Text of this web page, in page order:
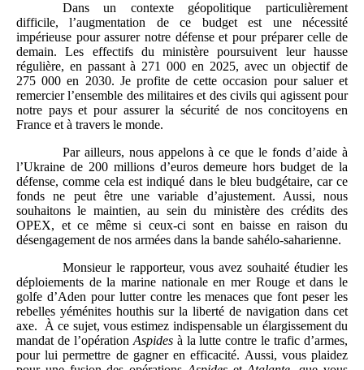
Dans un contexte géopolitique particulièrement
difficile, l’augmentation de ce budget est une nécessité
impérieuse pour assurer notre défense et pour préparer celle de
demain. Les effectifs du ministère poursuivent leur hausse
régulière, en passant à 271 000 en 2025, avec un objectif de
275 000 en 2030. Je profite de cette occasion pour saluer et
remercier l’ensemble des militaires et des civils qui agissent pour
notre pays et pour assurer la sécurité de nos concitoyens en
France et à travers le monde.
Par ailleurs, nous appelons à ce que le fonds d’aide à
l’Ukraine de 200 millions d’euros demeure hors budget de la
défense, comme cela est indiqué dans le bleu budgétaire, car ce
fonds ne peut être une variable d’ajustement. Aussi, nous
souhaitons le maintien, au sein du ministère des crédits des
OPEX, et ce même si ceux-ci sont en baisse en raison du
désengagement de nos armées dans la bande sahélo-saharienne.
Monsieur le rapporteur, vous avez souhaité étudier les
déploiements de la marine nationale en mer Rouge et dans le
golfe d’Aden pour lutter contre les menaces que font peser les
rebelles yéménites houthis sur la liberté de navigation dans cet
axe. À ce sujet, vous estimez indispensable un élargissement du
mandat de l’opération Aspidesà la lutte contre le trafic d’armes,
pour lui permettre de gagner en efficacité. Aussi, vous plaidez